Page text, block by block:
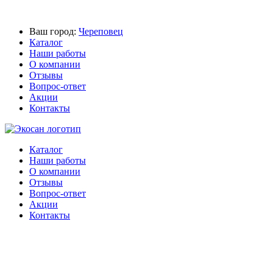
Ваш город: Череповец
Каталог
Наши работы
О компании
Отзывы
Вопрос-ответ
Акции
Контакты
Каталог
Наши работы
О компании
Отзывы
Вопрос-ответ
Акции
Контакты